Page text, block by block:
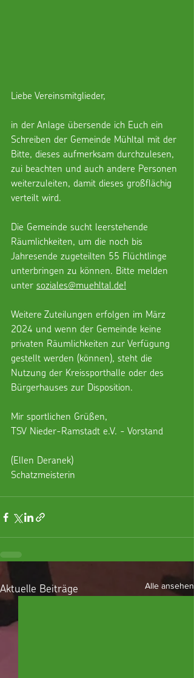
Liebe Vereinsmitglieder,
in der Anlage übersende ich Euch ein
Schreiben der Gemeinde Mühltal mit der
Bitte, dieses aufmerksam durchzulesen,
zui beachten und auch andere Personen
weiterzuleiten, damit dieses großflächig
verteilt wird.
Die Gemeinde sucht leerstehende
Räumlichkeiten, um die noch bis
Jahresende zugeteilten 55 Flüchtlinge
unterbringen zu können. Bitte melden
unter soziales@muehltal.de!
Weitere Zuteilungen erfolgen im März
2024 und wenn der Gemeinde keine
privaten Räumlichkeiten zur Verfügung
gestellt werden (können), steht die
Nutzung der Kreissporthalle oder des
Bürgerhauses zur Disposition.
Mir sportlichen Grüßen,
TSV Nieder-Ramstadt e.V. - Vorstand
(Ellen Deranek)
Schatzmeisterin
Aktuelle Beiträge Alle ansehen